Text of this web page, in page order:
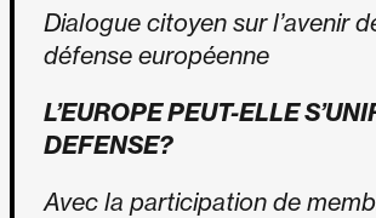
Dialogue citoyen sur l’avenir
défense européenne
L’EUROPE PEUT-ELLE
DEFENSE?
Avec la participation de